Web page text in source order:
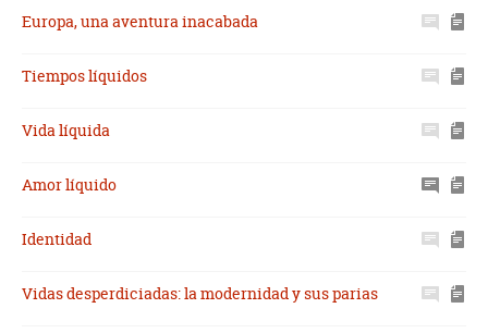
Europa, una aventura inacabada
Tiempos líquidos
Vida líquida
Amor líquido
Identidad
Vidas desperdiciadas: la modernidad y sus parias